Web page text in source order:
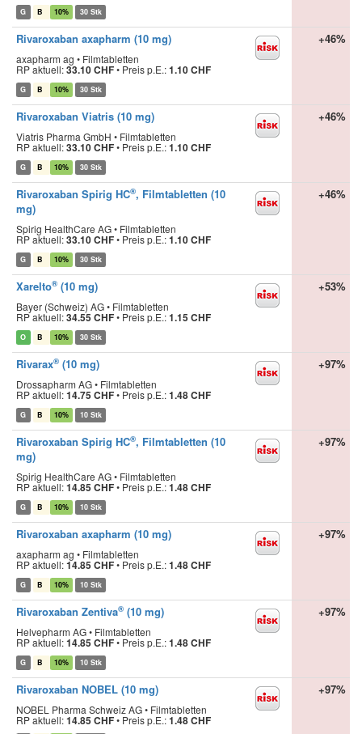
G B 10% 30 Stk
Rivaroxaban axapharm (10 mg)
axapharm ag • Filmtabletten
RP aktuell:33.10 CHF• Preis p.E.:1.10 CHF
G B 10% 30 Stk
+46%
Rivaroxaban Viatris (10 mg)
Viatris Pharma GmbH • Filmtabletten
RP aktuell:33.10 CHF• Preis p.E.:1.10 CHF
G B 10% 30 Stk
+46%
Rivaroxaban Spirig HC®, Filmtabletten (10
mg)
Spirig HealthCare AG • Filmtabletten
RP aktuell:33.10 CHF• Preis p.E.:1.10 CHF
G B 10% 30 Stk
+46%
Xarelto® (10 mg)
Bayer (Schweiz) AG • Filmtabletten
RP aktuell:34.55 CHF• Preis p.E.:1.15 CHF
O B 10% 30 Stk
+53%
Rivarax® (10 mg)
Drossapharm AG • Filmtabletten
RP aktuell:14.75 CHF• Preis p.E.:1.48 CHF
G B 10% 10 Stk
+97%
Rivaroxaban Spirig HC®, Filmtabletten (10
mg)
Spirig HealthCare AG • Filmtabletten
RP aktuell:14.85 CHF• Preis p.E.:1.48 CHF
G B 10% 10 Stk
+97%
Rivaroxaban axapharm (10 mg)
axapharm ag • Filmtabletten
RP aktuell:14.85 CHF• Preis p.E.:1.48 CHF
G B 10% 10 Stk
+97%
Rivaroxaban Zentiva® (10 mg)
Helvepharm AG • Filmtabletten
RP aktuell:14.85 CHF• Preis p.E.:1.48 CHF
G B 10% 10 Stk
+97%
Rivaroxaban NOBEL (10 mg)
NOBEL Pharma Schweiz AG • Filmtabletten
RP aktuell:14.85 CHF• Preis p.E.:1.48 CHF
+97%